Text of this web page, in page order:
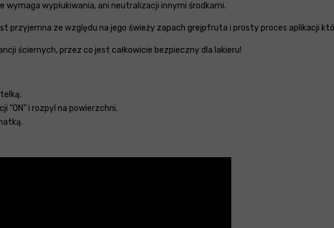
wymaga wypłukiwania, ani neutralizacji innymi środkami.
przyjemna ze względu na jego świeży zapach grejpfruta i prosty proces aplikacji
ściernych, przez co jest całkowicie bezpieczny dla lakieru!
"ON" i rozpyl na powierzchni.